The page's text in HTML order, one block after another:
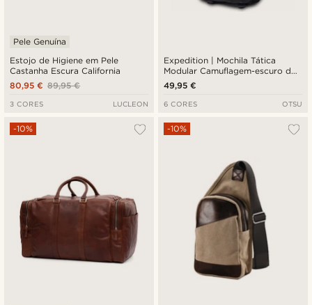
Estojo de Higiene em Pele
Castanha Escura California
Pele Genuína
89,95 €
80,95 €
3 CORES LUCLEON
Expedition | Mochila Tática
Modular Camuflagem-escuro de
40L com Painel de Distintivos
49,95 €
6 CORES OTSU
-10% -10%